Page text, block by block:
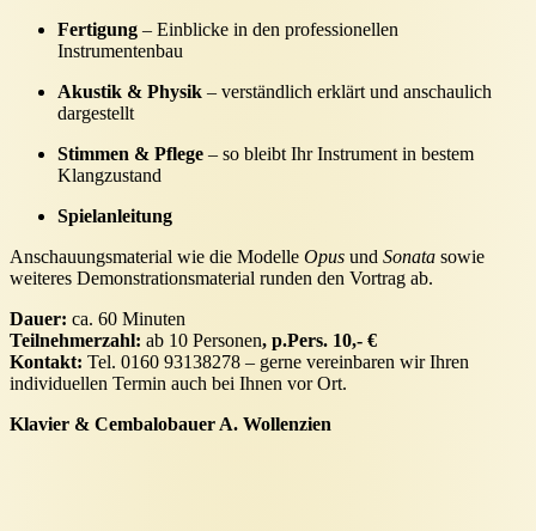
Fertigung – Einblicke in den professionellen
Instrumentenbau
Akustik & Physik – verständlich erklärt und anschaulich
dargestellt
Stimmen & Pflege – so bleibt Ihr Instrument in bestem
Klangzustand
Spielanleitung
Anschauungsmaterial wie die Modelle Opus und Sonata sowie
weiteres Demonstrationsmaterial runden den Vortrag ab.
Dauer: ca. 60 Minuten
Teilnehmerzahl: ab 10 Personen, p.Pers. 10,- €
Kontakt: Tel. 0160 93138278 – gerne vereinbaren wir Ihren
individuellen Termin auch bei Ihnen vor Ort.
Klavier & Cembalobauer A. Wollenzien